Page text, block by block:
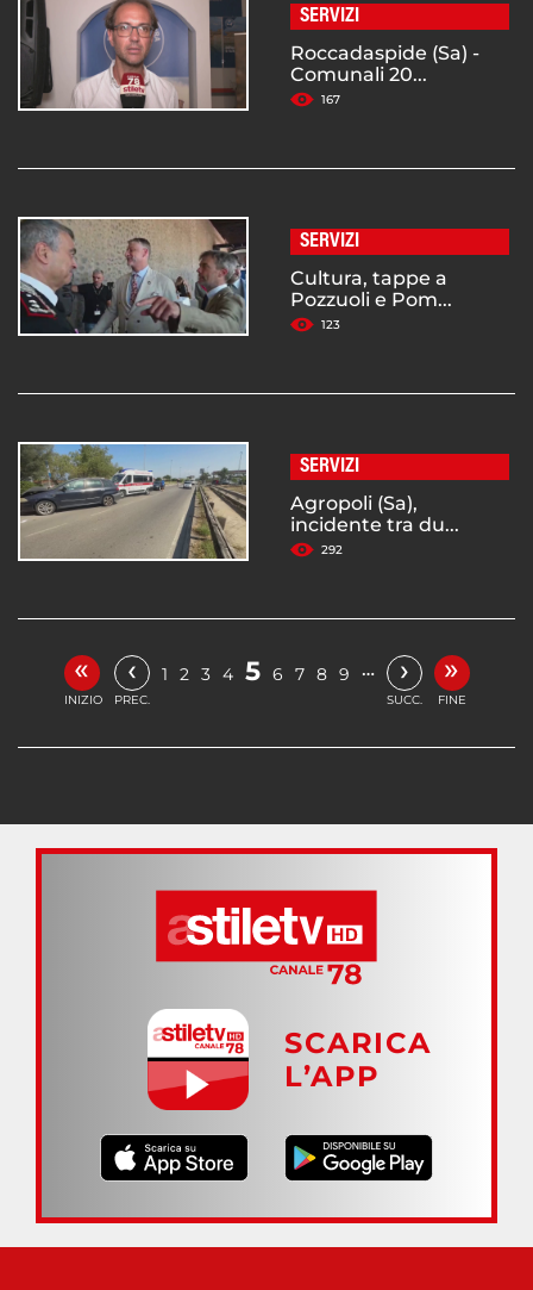
SERVIZI
Roccadaspide (Sa) -
Comunali 20...
167
SERVIZI
Cultura, tappe a
Pozzuoli e Pom...
123
SERVIZI
Agropoli (Sa),
incidente tra du...
292
«
INIZIO
‹
PREC.
1 2 3 4 5 6 7 8 9 … ›
SUCC.
»
FINE
SCARICA
L’APP